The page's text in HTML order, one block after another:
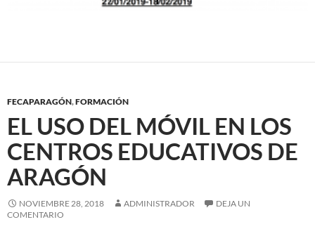
FECAPARAGÓN,FORMACIÓN
EL USO DEL MÓVIL EN LOS
CENTROS EDUCATIVOS DE
ARAGÓN
NOVIEMBRE 28, 2018 ADMINISTRADOR
DEJA UN
COMENTARIO